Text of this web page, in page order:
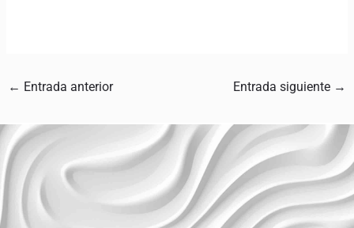
← Entrada anterior Entrada siguiente →